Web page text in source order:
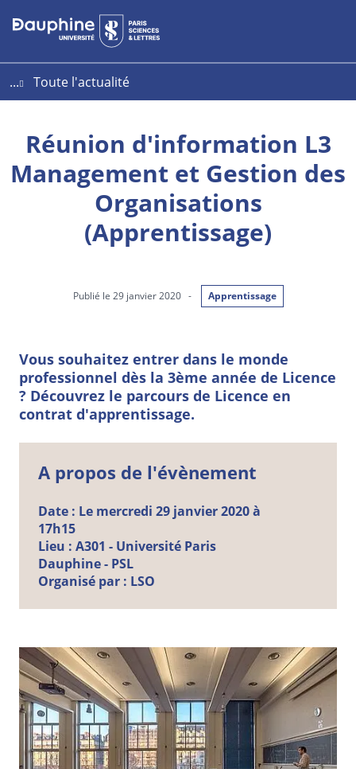
Aller
au
Aller
au
Plan
du
...
Toute l'actualité
Réunion d'information L3
Management et Gestion des
Organisations
(Apprentissage)
Publié le 29 janvier 2020 - Apprentissage
Vous souhaitez entrer dans le monde
professionnel dès la 3ème année de Licence
? Découvrez le parcours de Licence en
contrat d'apprentissage.
A propos de l'évènement
Date : Le mercredi 29 janvier 2020 à
17h15
Lieu : A301 - Université Paris
Dauphine - PSL
Organisé par : LSO